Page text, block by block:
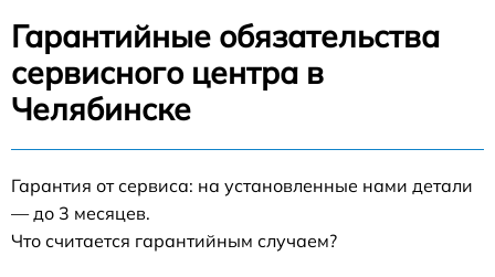
Гарантийные обязательства
сервисного центра в
Челябинске
Гарантия от сервиса: на установленные нами детали
— до 3 месяцев.
Что считается гарантийным случаем?